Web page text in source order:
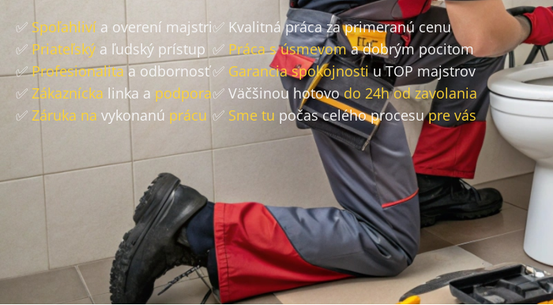
✅ Spoľahliví a overení majstri
✅ Priateľský a ľudský prístup
✅Profesionalitaa odbornosť
✅ Zákaznícka linka a podpora
✅ Záruka na vykonanú prácu
✅ Kvalitná práca za primeranú cenu
✅ Práca s úsmevoma dobrým pocitom
✅ Garancia spokojnostiu TOP majstrov
✅ Väčšinou hotovodo 24h od zavolania
✅ Sme tu počas celého procesupre vás